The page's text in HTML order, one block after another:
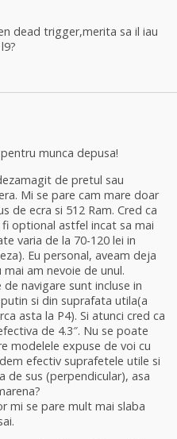
dead trigger,merita sa il iau
munca depusa!
de pretul sau
Mi se pare cam mare doar
de ecra si 512 Ram. Cred ca
optional astfel incat sa mai
varia de la 70-120 lei in
Eu personal, aveam deja
am nevoie de unul.
navigare sunt incluse in
si din suprafata utila(a
asta la P4). Si atunci cred ca
de 4.3″. Nu se poate
modelele expuse de voi cu
efectiv suprafetele utile si
sus (perpendicular), asa
mi se pare mult mai slaba